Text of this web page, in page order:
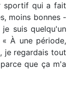
sportif qui a fait
moins bonnes -
suis quelqu'un
À une période,
je regardais tout
que ça m'a